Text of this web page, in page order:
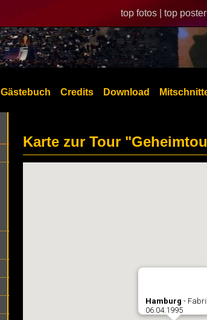
top fotos | top poster
Gästebuch Credits Download
Karte zur Tour
Hamburg -
06.04.1995